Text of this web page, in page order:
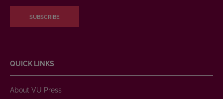
SUBSCRIBE
QUICK LINKS
About VU Press